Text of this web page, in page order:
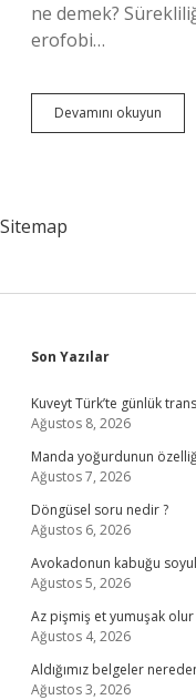
ne demek?
erofobi…
Devamını okuyun
Seven
Sitemap
Sidebar
Son Yazılar
Kuveyt Türk’te günlük
Ağustos 8, 2026
Manda yoğurdunun
Ağustos 7, 2026
Döngüsel soru nedir ?
Ağustos 6, 2026
Avokadonun kabuğu
Ağustos 5, 2026
Az pişmiş et yumuşak olur
Ağustos 4, 2026
Aldığımız belgeler
Ağustos 3, 2026